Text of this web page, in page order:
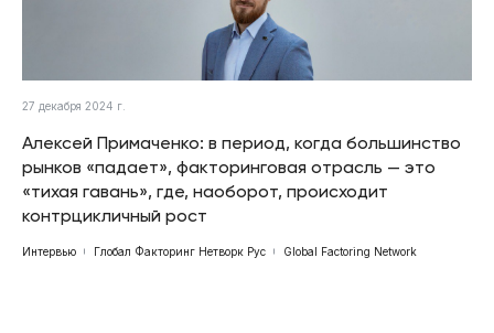
27 декабря 2024 г.
Алексей Примаченко: в период, когда большинство
рынков «падает», факторинговая отрасль — это
«тихая гавань», где, наоборот, происходит
контрцикличный рост
Интервью Глобал Факторинг Нетворк Рус Global Factoring Network